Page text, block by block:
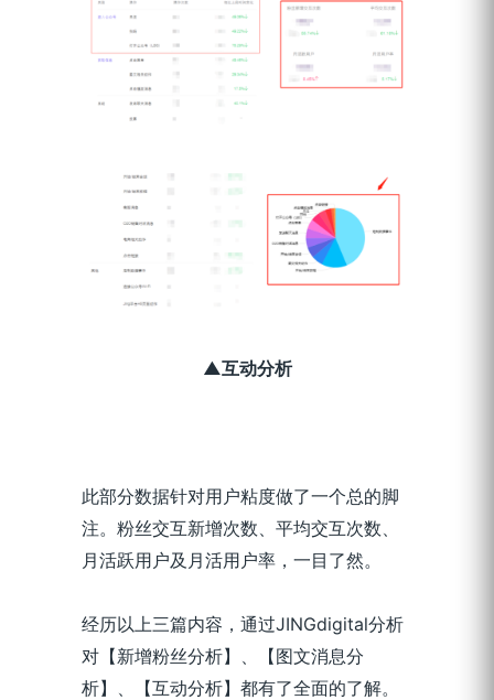
▲互动分析
此部分数据针对用户粘度做了一个总的脚
注。粉丝交互新增次数、平均交互次数、
月活跃用户及月活用户率，一目了然。
经历以上三篇内容，通过JINGdigital分析
对【新增粉丝分析】、【图文消息分
析】、【互动分析】都有了全面的了解。